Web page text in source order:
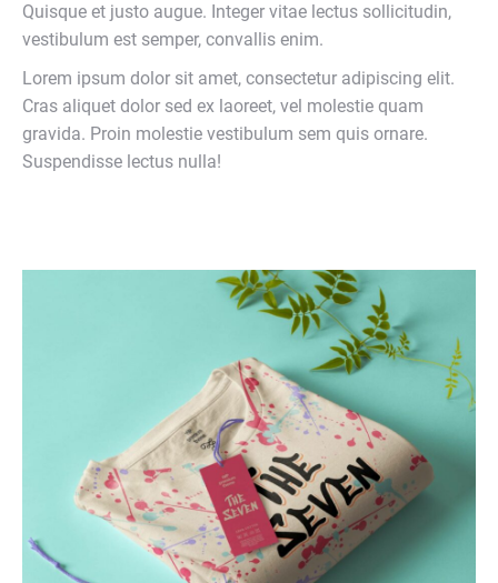
Quisque et justo augue. Integer vitae lectus sollicitudin,
vestibulum est semper, convallis enim.
Lorem ipsum dolor sit amet, consectetur adipiscing elit.
Cras aliquet dolor sed ex laoreet, vel molestie quam
gravida. Proin molestie vestibulum sem quis ornare.
Suspendisse lectus nulla!